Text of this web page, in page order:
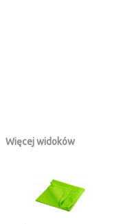
Więcej widoków